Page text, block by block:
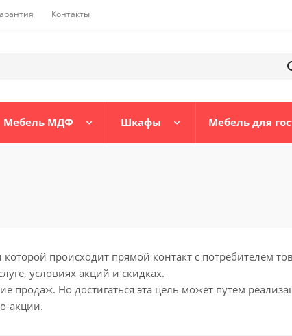
Контакты
Мебель МДФ Шкафы Мебель для
происходит прямой контакт с потребителем
условиях акций и скидках.
Но достигаться эта цель может путем
акции.